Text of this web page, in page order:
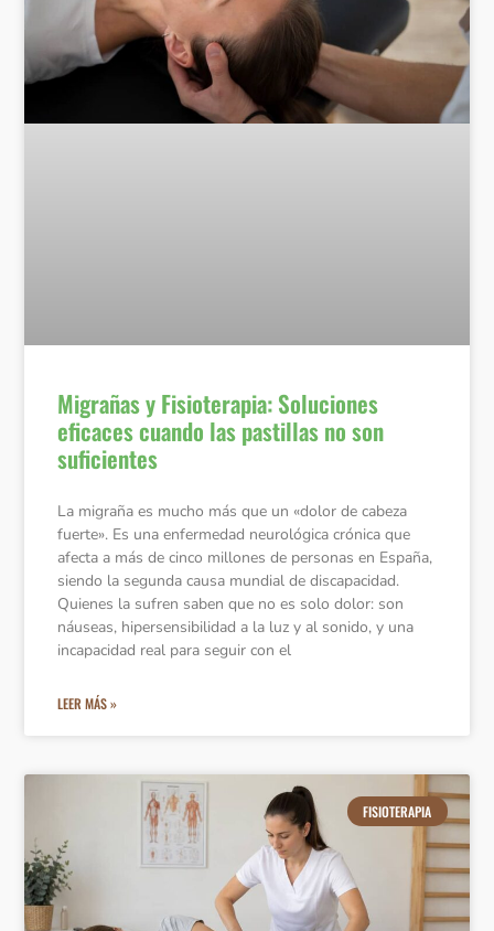
Migrañas y Fisioterapia: Soluciones
eficaces cuando las pastillas no son
suficientes
La migraña es mucho más que un «dolor de cabeza
fuerte». Es una enfermedad neurológica crónica que
afecta a más de cinco millones de personas en España,
siendo la segunda causa mundial de discapacidad.
Quienes la sufren saben que no es solo dolor: son
náuseas, hipersensibilidad a la luz y al sonido, y una
incapacidad real para seguir con el
LEER MÁS »
FISIOTERAPIA